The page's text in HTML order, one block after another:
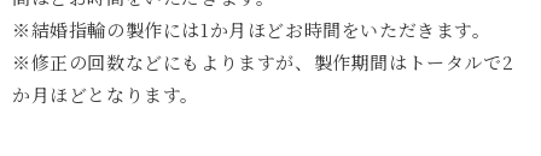
※結婚指輪の製作には1か月ほどお時間をいただきます。
※修正の回数などにもよりますが、製作期間はトータルで2
か月ほどとなります。